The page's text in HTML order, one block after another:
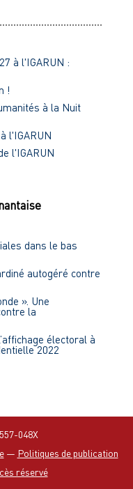
à l'IGARUN :
!
à la Nuit
l'IGARUN
l'IGARUN
dans le bas
autogéré contre
». Une
la
électoral à
2022
048X
— Politiques de publication
réservé